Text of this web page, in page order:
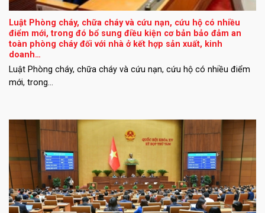
Luật Phòng cháy, chữa cháy và cứu nạn, cứu hộ có nhiều
điểm mới, trong đó bổ sung điều kiện cơ bản bảo đảm an
toàn phòng cháy đối với nhà ở kết hợp sản xuất, kinh
doanh…
Luật Phòng cháy, chữa cháy và cứu nạn, cứu hộ có nhiều điểm
mới, trong...